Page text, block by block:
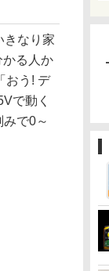
きなり家
かる人か
おう! デ
で動く
で0～